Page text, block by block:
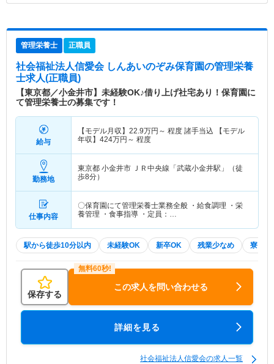
管理栄養士 正職員
社会福祉法人信愛会 しんあいのぞみ保育園の管理栄養
士求人(正職員)
【東京都／小金井市】未経験OK♪借り上げ社宅あり！保育園に
て管理栄養士の募集です！
給与
【モデル月収】 22.9万円～ 程度 諸手当込 【モデル
年収】 424万円～ 程度
勤務地
東京都 小金井市 ＪＲ中央線「武蔵小金井駅」（徒
歩8分）
仕事内容
〇保育園にて管理栄養士業務全般 ・給食調理 ・栄
養管理 ・食事指導 ・定員：…
駅から徒歩10分以内 未経験OK 新卒OK 残業少なめ 寮・借
保存する
この求人を問い合わせる
詳細を見る
社会福祉法人信愛会の求人一覧